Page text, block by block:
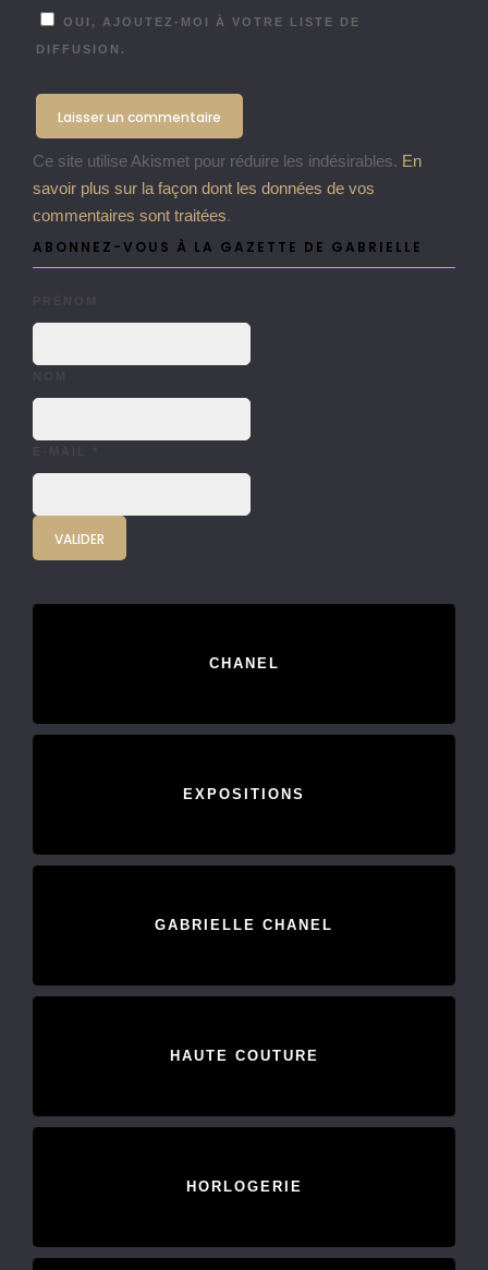
OUI, AJOUTEZ-MOI À VOTRE LISTE DE
DIFFUSION.
Ce site utilise Akismet pour réduire les indésirables. En
savoir plus sur la façon dont les données de vos
commentaires sont traitées.
ABONNEZ-VOUS À LA GAZETTE DE GABRIELLE
CHANEL
EXPOSITIONS
GABRIELLE CHANEL
HAUTE COUTURE
HORLOGERIE